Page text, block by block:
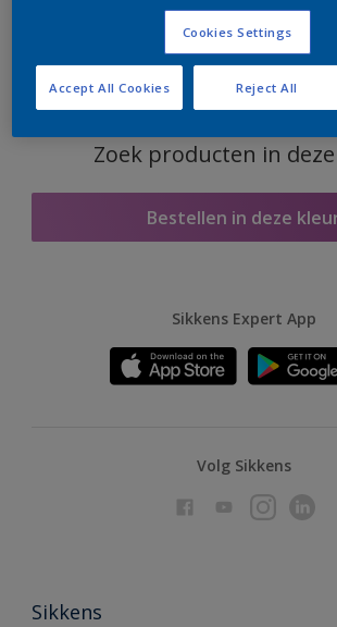
Zoek producten in
Bestellen in deze
Sikkens Expert App
Volg Sikkens
Sikkens
Cookies Settings
Reject All
Accept All Cookies